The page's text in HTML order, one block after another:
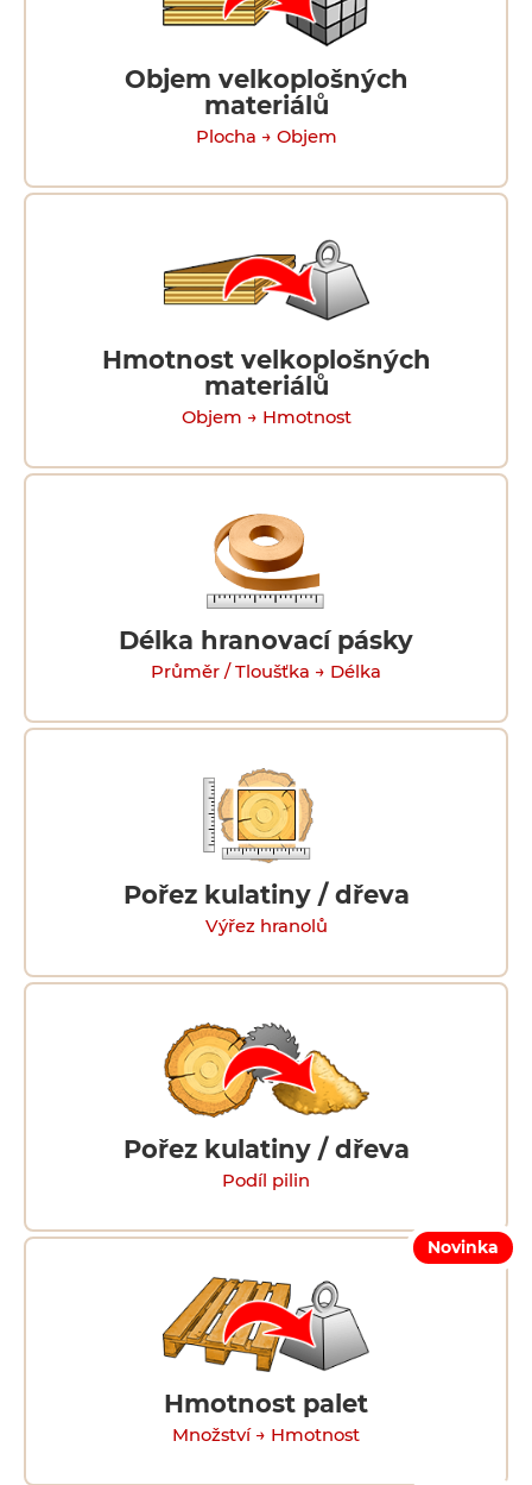
Objem velkoplošných
materiálů
Plocha → Objem
Hmotnost velkoplošných
materiálů
Objem → Hmotnost
Délka hranovací pásky
Průměr / Tloušťka → Délka
Pořez kulatiny / dřeva
Výřez hranolů
Pořez kulatiny / dřeva
Podíl pilin
Novinka
Hmotnost palet
Množství → Hmotnost